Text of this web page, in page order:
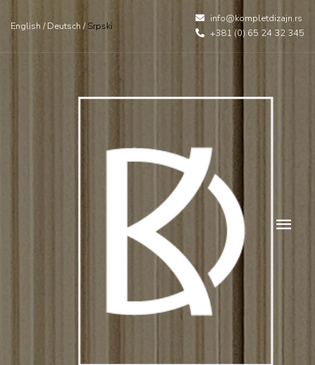
English /Deutsch /Srpski
info@kompletdizajn.rs
+381 (0) 65 24 32 345